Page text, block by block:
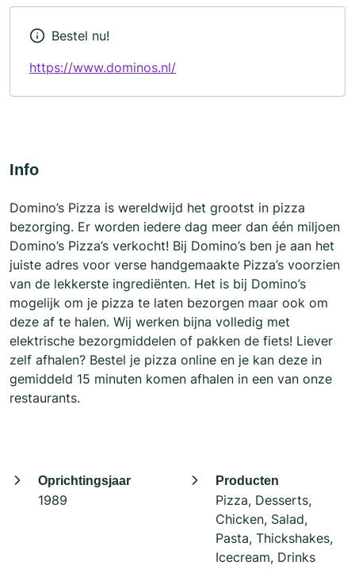
Bestel nu!
https://www.dominos.nl/
Info
Domino’s Pizza is wereldwijd het grootst in pizza
bezorging. Er worden iedere dag meer dan één miljoen
Domino’s Pizza’s verkocht! Bij Domino’s ben je aan het
juiste adres voor verse handgemaakte Pizza’s voorzien
van de lekkerste ingrediënten. Het is bij Domino’s
mogelijk om je pizza te laten bezorgen maar ook om
deze af te halen. Wij werken bijna volledig met
elektrische bezorgmiddelen of pakken de fiets! Liever
zelf afhalen? Bestel je pizza online en je kan deze in
gemiddeld 15 minuten komen afhalen in een van onze
restaurants.
Oprichtingsjaar
1989
Producten
Pizza, Desserts,
Chicken, Salad,
Pasta, Thickshakes,
Icecream, Drinks